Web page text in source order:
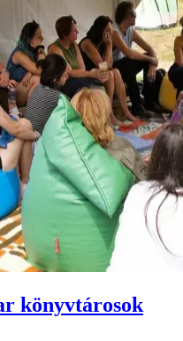
könyvtárosok